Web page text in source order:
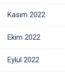
Kasım 2022
Ekim 2022
Eylül 2022